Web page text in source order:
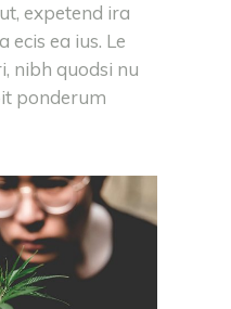
expetend ira
ecis ea ius. Le
nibh quodsi nu
ponderum